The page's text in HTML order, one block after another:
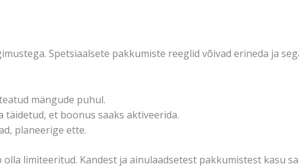
Spetsiaalsete pakkumiste reeglid võivad erineda ja
mängude puhul.
täidetud, et boonus saaks aktiveerida.
planeerige ette.
limiteeritud. Kandest ja ainulaadsetest pakkumistest kasu